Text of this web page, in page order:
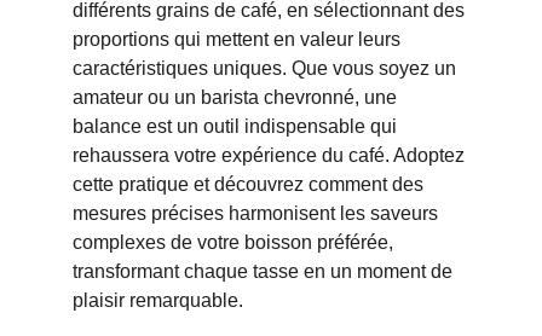
différents grains de café, en sélectionnant des
proportions qui mettent en valeur leurs
caractéristiques uniques. Que vous soyez un
amateur ou un barista chevronné, une
balance est un outil indispensable qui
rehaussera votre expérience du café. Adoptez
cette pratique et découvrez comment des
mesures précises harmonisent les saveurs
complexes de votre boisson préférée,
transformant chaque tasse en un moment de
plaisir remarquable.